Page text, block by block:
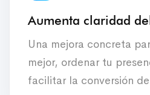
Aumenta claridad
Una mejora concreta
mejor, ordenar tu
facilitar la conversión